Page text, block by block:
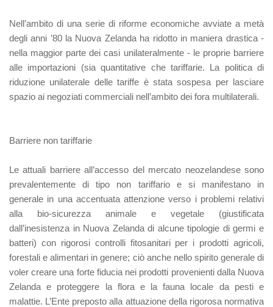
Nell’ambito di una serie di riforme economiche avviate a metà
degli anni ’80 la Nuova Zelanda ha ridotto in maniera drastica -
nella maggior parte dei casi unilateralmente - le proprie barriere
alle importazioni (sia quantitative che tariffarie. La politica di
riduzione unilaterale delle tariffe è stata sospesa per lasciare
spazio ai negoziati commerciali nell’ambito dei fora multilaterali.
Barriere non tariffarie
Le attuali barriere all’accesso del mercato neozelandese sono
prevalentemente di tipo non tariffario e si manifestano in
generale in una accentuata attenzione verso i problemi relativi
alla bio-sicurezza animale e vegetale (giustificata
dall’inesistenza in Nuova Zelanda di alcune tipologie di germi e
batteri) con rigorosi controlli fitosanitari per i prodotti agricoli,
forestali e alimentari in genere; ciò anche nello spirito generale di
voler creare una forte fiducia nei prodotti provenienti dalla Nuova
Zelanda e proteggere la flora e la fauna locale da pesti e
malattie. L’Ente preposto alla attuazione della rigorosa normativa